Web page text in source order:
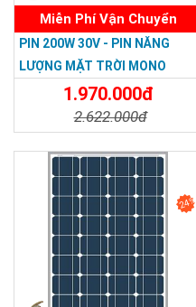
Miễn Phí Vận Chuyển
PIN 200W 30V - PIN NĂNG
LƯỢNG MẶT TRỜI MONO
200W-30V1.970.000đ
2.622.000đ
24%